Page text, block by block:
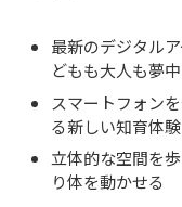
最新のデジタル
どもも大人も夢
スマートフォン
る新しい知育体
立体的な空間を
り体を動かせる